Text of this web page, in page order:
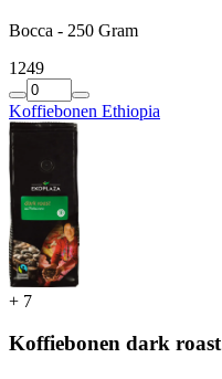
Bocca - 250 Gram
1249
Koffiebonen Ethiopia
+ 7
Koffiebonen dark roast